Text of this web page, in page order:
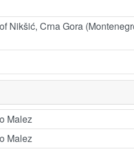
Nikšić, Crna Gora
Malez
Malez